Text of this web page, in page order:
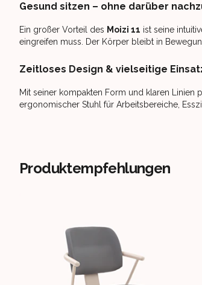
Gesund sitzen – ohne darüber
Ein großer Vorteil des Moizi 11 ist seine
eingreifen muss. Der Körper bleibt in
Zeitloses Design & vielseitige
Mit seiner kompakten Form und klaren Linien
ergonomischer Stuhl für Arbeitsbereiche,
Produktempfehlungen